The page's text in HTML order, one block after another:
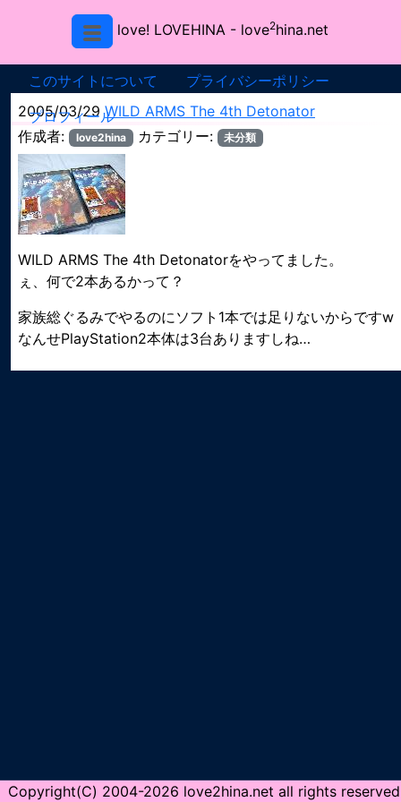
love! LOVEHINA - love2hina.net
このサイトについて
プライバシーポリシー
プロフィール
2005/03/29WILD ARMS The 4th Detonator
作成者:
love2hina カテゴリー: 未分類
WILD ARMS The 4th Detonatorをやってました。
ぇ、何で2本あるかって？
家族総ぐるみでやるのにソフト1本では足りないからですw
なんせPlayStation2本体は3台ありますしね…
Copyright(C) 2004-2026 love2hina.net all rights